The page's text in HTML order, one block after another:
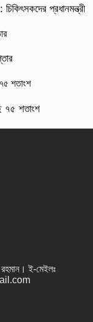
প্রধানমন্ত্রী
৭৫ শতাংশ
। ই-মেইলঃ